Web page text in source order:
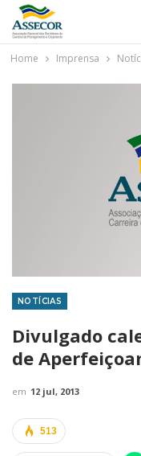
Home Imprensa
NOTÍCIAS
Divulgado
de
em 12 jul, 2013
513